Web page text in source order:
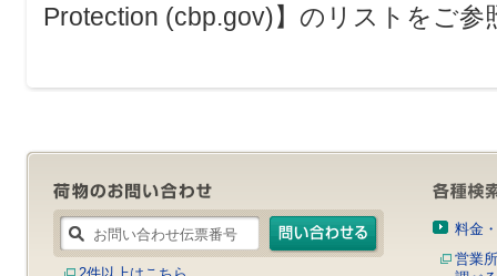
Protection (cbp.gov)】のリストをご参
料金
営業